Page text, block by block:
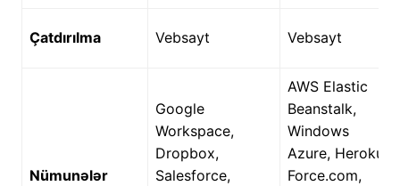
Çatdırılma Vebsayt Vebsayt
Nümunələr
Google
Workspace,
Dropbox,
Salesforce,
AWS Elastic
Beanstalk,
Windows
Azure, Heroku,
Force.com,